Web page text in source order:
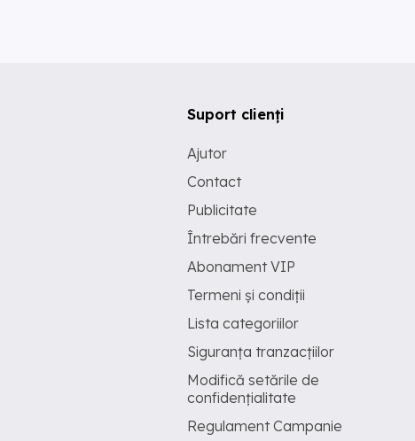
Suport clienți
Ajutor
Contact
Publicitate
Întrebări frecvente
Abonament VIP
Termeni și condiții
Lista categoriilor
Siguranța tranzacțiilor
Modifică setările de
confidențialitate
Regulament Campanie